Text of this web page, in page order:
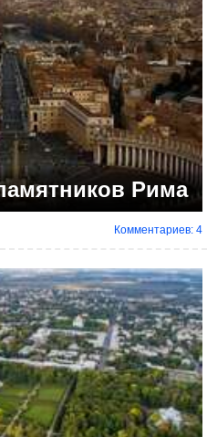
Рима
Комментариев: 4